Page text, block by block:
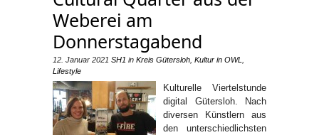
Weberei am
Donnerstagabend
12. Januar 2021 SH1 in Kreis Gütersloh Kultur in OWL
Lifestyle
Kulturelle Viertelstunde
digital Gütersloh. Nach
diversen Künstlern aus
den unterschiedlichsten